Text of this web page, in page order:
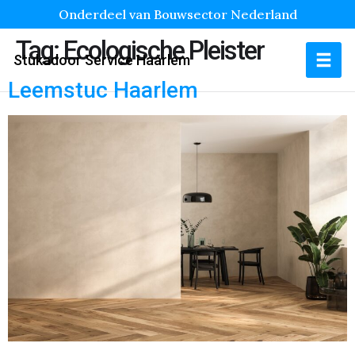
Onderdeel van Bouwsector Nederland
Stukadoor Service Haarlem
Tag:Ecologische Pleister
Leemstuc Haarlem